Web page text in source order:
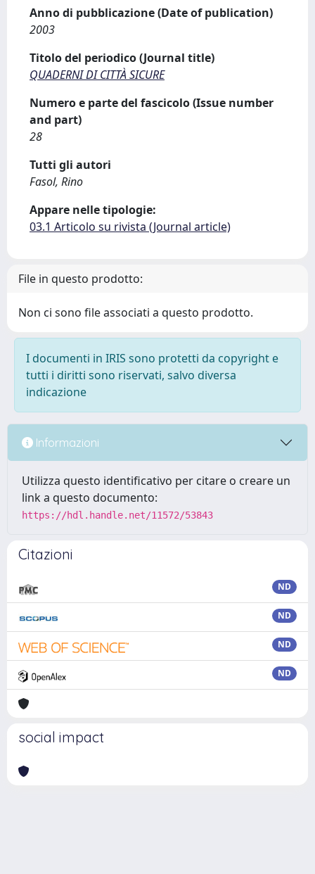
Anno di pubblicazione (Date of publication)
2003
Titolo del periodico (Journal title)
QUADERNI DI CITTÀ SICURE
Numero e parte del fascicolo (Issue number
and part)
28
Tutti gli autori
Fasol, Rino
Appare nelle tipologie:
03.1 Articolo su rivista (Journal article)
File in questo prodotto:
Non ci sono file associati a questo prodotto.
I documenti in IRIS sono protetti da copyright e
tutti i diritti sono riservati, salvo diversa
indicazione
Informazioni
Utilizza questo identificativo per citare o creare un
link a questo documento:
https://hdl.handle.net/11572/53843
Citazioni
ND
ND
ND
ND
social impact